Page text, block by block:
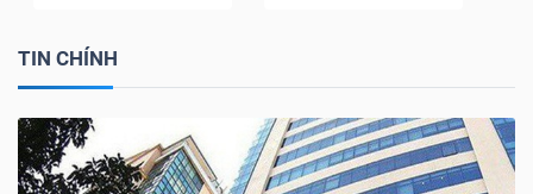
TIN CHÍNH